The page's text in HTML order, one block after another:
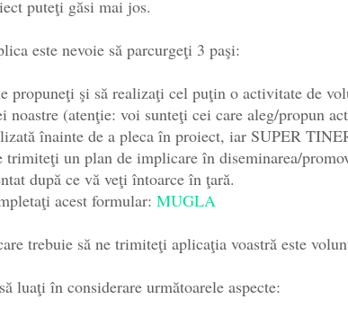
puteţi găsi mai jos.
este nevoie să parcurgeţi 3 paşi:
şi să realizaţi cel puţin o activitate de
noastre (atenţie: voi sunteţi cei care aleg/propun
înainte de a pleca în proiect, iar SUPER
un plan de implicare în diseminarea/
după ce vă veţi întoarce în ţară.
acest formular: MUGLA
trebuie să ne trimiteţi aplicaţia voastră este
luaţi în considerare următoarele aspecte: